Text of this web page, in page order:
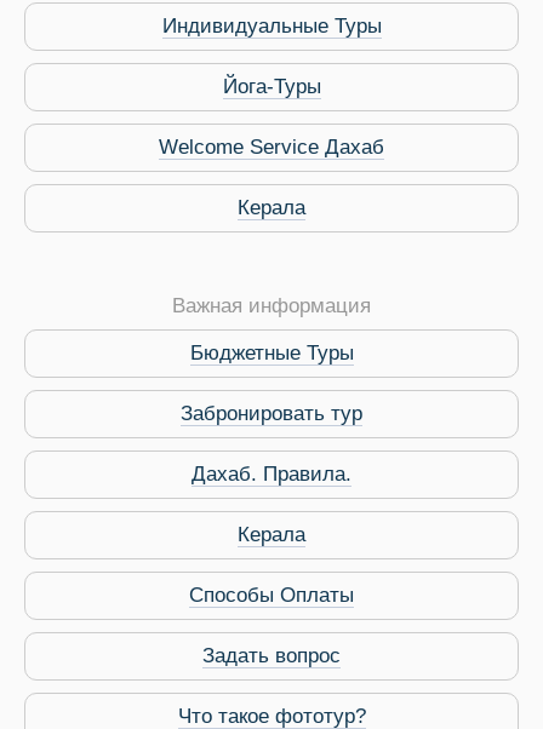
Индивидуальные Туры
Йога-Туры
Welcome Service Дахаб
Керала
Важная информация
Бюджетные Туры
Забронировать тур
Дахаб. Правила.
Керала
Способы Оплаты
Задать вопрос
Что такое фототур?